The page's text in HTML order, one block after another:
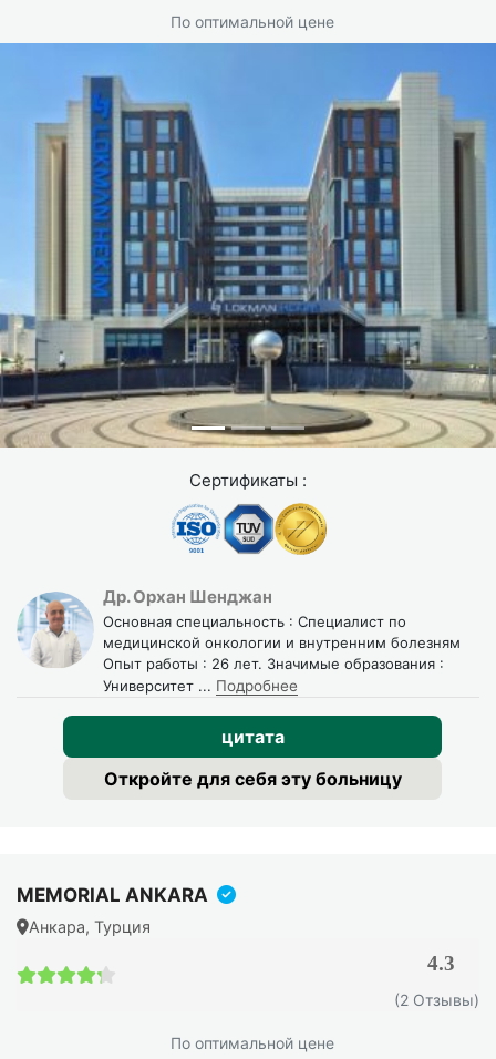
По оптимальной цене
Сертификаты :
Др. Орхан Шенджан
Основная специальность : Специалист по
медицинской онкологии и внутренним болезням
Опыт работы : 26 лет. Значимые образования :
Университет ... Подробнее
цитата
Откройте для себя эту больницу
MEMORIAL ANKARA
Анкара, Турция
4.3
(2 Отзывы)
По оптимальной цене